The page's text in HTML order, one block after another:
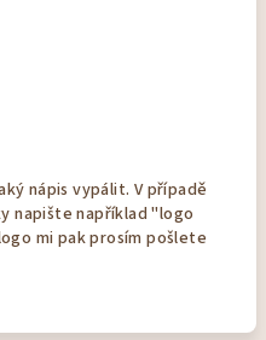
nápis vypálit. V případě
napište například "logo
mi pak prosím pošlete